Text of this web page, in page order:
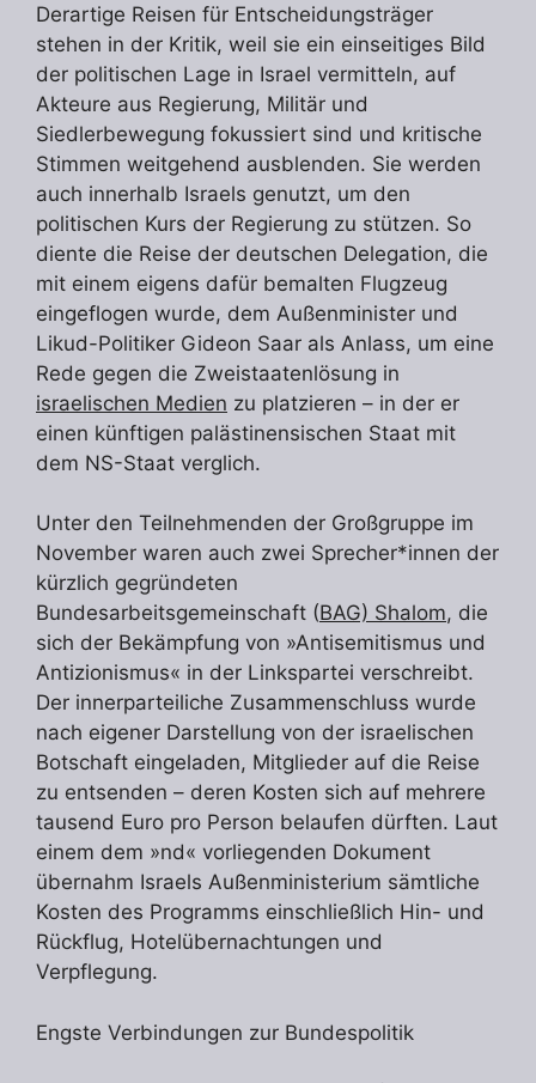
Derartige Reisen für Entscheidungsträger
stehen in der Kritik, weil sie ein einseitiges Bild
der politischen Lage in Israel vermitteln, auf
Akteure aus Regierung, Militär und
Siedlerbewegung fokussiert sind und kritische
Stimmen weitgehend ausblenden. Sie werden
auch innerhalb Israels genutzt, um den
politischen Kurs der Regierung zu stützen. So
diente die Reise der deutschen Delegation, die
mit einem eigens dafür bemalten Flugzeug
eingeflogen wurde, dem Außenminister und
Likud-Politiker Gideon Saar als Anlass, um eine
Rede gegen die Zweistaatenlösung in
israelischen Medien zu platzieren – in der er
einen künftigen palästinensischen Staat mit
dem NS-Staat verglich.
Unter den Teilnehmenden der Großgruppe im
November waren auch zwei Sprecher*innen der
kürzlich gegründeten
Bundesarbeitsgemeinschaft (BAG) Shalom, die
sich der Bekämpfung von »Antisemitismus und
Antizionismus« in der Linkspartei verschreibt.
Der innerparteiliche Zusammenschluss wurde
nach eigener Darstellung von der israelischen
Botschaft eingeladen, Mitglieder auf die Reise
zu entsenden – deren Kosten sich auf mehrere
tausend Euro pro Person belaufen dürften. Laut
einem dem »nd« vorliegenden Dokument
übernahm Israels Außenministerium sämtliche
Kosten des Programms einschließlich Hin- und
Rückflug, Hotelübernachtungen und
Verpflegung.
Engste Verbindungen zur Bundespolitik